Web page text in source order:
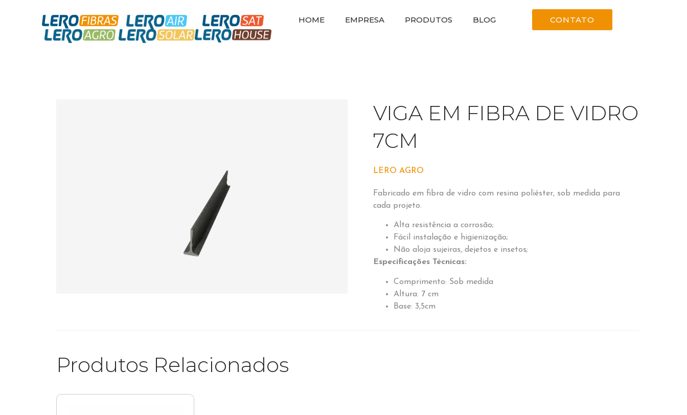
HOME EMPRESA PRODUTOS BLOG CONTATO
VIGA EM FIBRA DE VIDRO
7CM
LERO AGRO
Fabricado em fibra de vidro com resina poliéster, sob medida para
cada projeto.
Alta resistência a corrosão;
Fácil instalação e higienização;
Não aloja sujeiras, dejetos e insetos;
Especificações Técnicas:
Comprimento: Sob medida
Altura: 7 cm
Base: 3,5cm
Produtos Relacionados